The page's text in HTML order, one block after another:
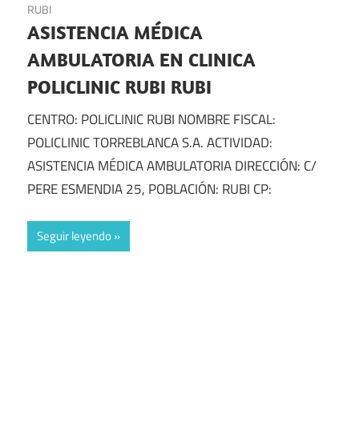
RUBI
ASISTENCIA MÉDICA
AMBULATORIA EN CLINICA
POLICLINIC RUBI RUBI
CENTRO: POLICLINIC RUBI NOMBRE FISCAL:
POLICLINIC TORREBLANCA S.A. ACTIVIDAD:
ASISTENCIA MÉDICA AMBULATORIA DIRECCIÓN: C/
PERE ESMENDIA 25, POBLACIÓN: RUBI CP:
Seguir leyendo